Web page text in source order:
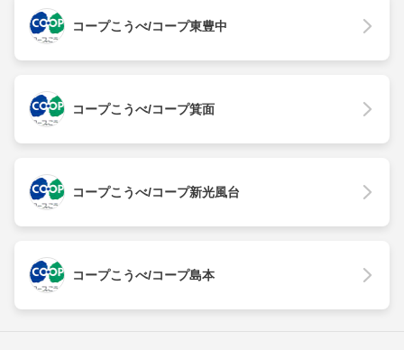
コープこうべ/コープ東豊中
コープこうべ/コープ箕面
コープこうべ/コープ新光風台
コープこうべ/コープ島本